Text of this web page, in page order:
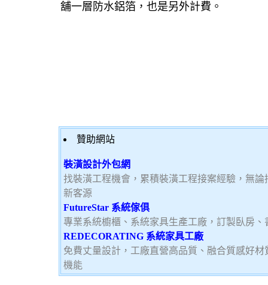
舖一層防水鋁箔，也是另外計費。
贊助網站
裝潢設計外包網
找裝潢工程機會，累積裝潢工程接案經驗，無
新客源
FutureStar 系統傢俱
專業系統櫥櫃、系統家具生產工廠，訂製臥房、
REDECORATING 系統家具工廠
免費丈量設計，工廠直營高品質、融合質感好
機能